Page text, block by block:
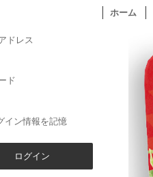
ホーム
ドレス
ド
イン情報を記憶